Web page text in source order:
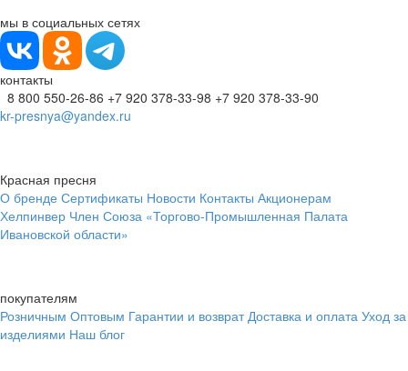
мы в социальных сетях
контакты
8 800 550-26-86 +7 920 378-33-98 +7 920 378-33-90
kr-presnya@yandex.ru
Красная пресня
О бренде Сертификаты Новости Контакты Акционерам
Хелпинвер Член Союза «Торгово-Промышленная Палата
Ивановской области»
покупателям
Розничным Оптовым Гарантии и возврат Доставка и оплата Уход за
изделиями Наш блог